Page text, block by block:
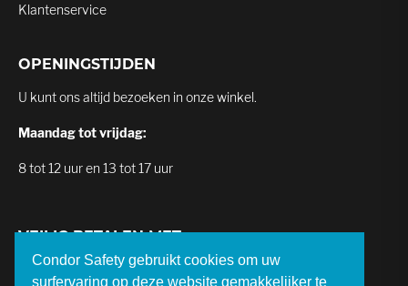
Condor Safety gebruikt cookies om uw
surfervaring op deze website gemakkelijker te
Klantenservice
OPENINGSTIJDEN
U kunt ons altijd bezoeken in onze winkel.
Maandag tot vrijdag:
8 tot 12 uur en 13 tot 17 uur
VEILIG BETALEN MET